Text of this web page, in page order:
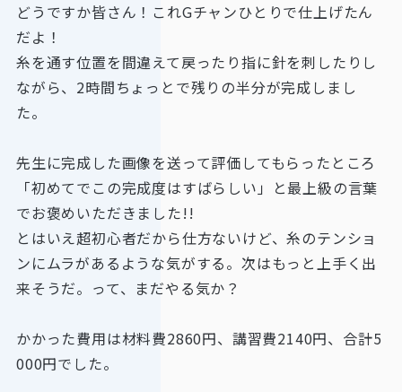
どうですか皆さん！これGチャンひとりで仕上げたん
だよ！
糸を通す位置を間違えて戻ったり指に針を刺したりし
ながら、2時間ちょっとで残りの半分が完成しまし
た。
先生に完成した画像を送って評価してもらったところ
「初めてでこの完成度はすばらしい」と最上級の言葉
でお褒めいただきました!!
とはいえ超初心者だから仕方ないけど、糸のテンショ
ンにムラがあるような気がする。次はもっと上手く出
来そうだ。って、まだやる気か？
かかった費用は材料費2860円、講習費2140円、合計5
000円でした。